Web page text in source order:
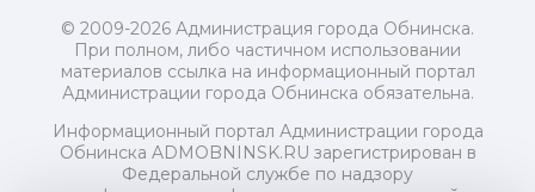
© 2009-2026 Администрация города Обнинска.
При полном, либо частичном использовании
материалов ссылка на информационный портал
Администрации города Обнинска обязательна.
Информационный портал Администрации города
Обнинска ADMOBNINSK.RU зарегистрирован в
Федеральной службе по надзору